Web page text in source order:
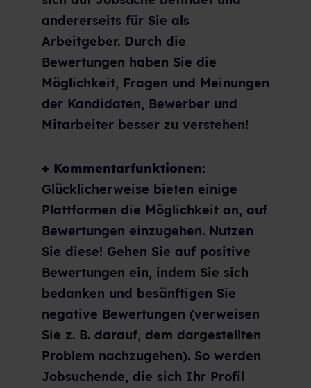
andererseits für Sie als
Arbeitgeber. Durch die
Bewertungen haben Sie die
Möglichkeit, Fragen und Meinungen
der Kandidaten, Bewerber und
Mitarbeiter besser zu verstehen!
+ Kommentarfunktionen:
Glücklicherweise bieten einige
Plattformen die Möglichkeit an, auf
Bewertungen einzugehen. Nutzen
Sie diese! Gehen Sie auf positive
Bewertungen ein, indem Sie sich
bedanken und besänftigen Sie
negative Bewertungen (verweisen
Sie z. B. darauf, dem dargestellten
Problem nachzugehen). So werden
Jobsuchende, die sich Ihr Profil